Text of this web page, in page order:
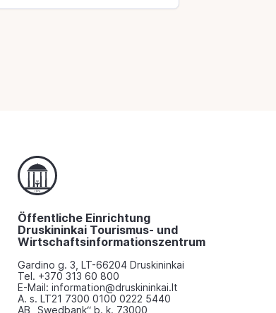
Öffentliche Einrichtung
Druskininkai Tourismus- und
Wirtschaftsinformationszentrum
Gardino g. 3, LT-66204 Druskininkai
Tel. +370 313 60 800
E-Mail: information@druskininkai.lt
A. s. LT21 7300 0100 0222 5440
AB „Swedbank“ b. k. 73000